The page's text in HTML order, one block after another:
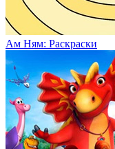
Ам Ням: Раскраски